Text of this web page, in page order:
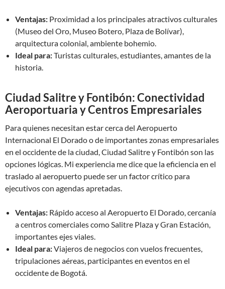
Ventajas: Proximidad a los principales atractivos culturales
(Museo del Oro, Museo Botero, Plaza de Bolívar),
arquitectura colonial, ambiente bohemio.
Ideal para:Turistas culturales, estudiantes, amantes de la
historia.
Ciudad Salitre y Fontibón: Conectividad
Aeroportuaria y Centros Empresariales
Para quienes necesitan estar cerca del Aeropuerto
Internacional El Dorado o de importantes zonas empresariales
en el occidente de la ciudad, Ciudad Salitre y Fontibón son las
opciones lógicas. Mi experiencia me dice que la eficiencia en el
traslado al aeropuerto puede ser un factor crítico para
ejecutivos con agendas apretadas.
Ventajas: Rápido acceso al Aeropuerto El Dorado, cercanía
a centros comerciales como Salitre Plaza y Gran Estación,
importantes ejes viales.
Ideal para:Viajeros de negocios con vuelos frecuentes,
tripulaciones aéreas, participantes en eventos en el
occidente de Bogotá.